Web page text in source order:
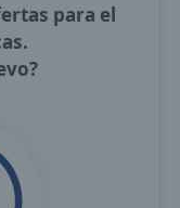
para el